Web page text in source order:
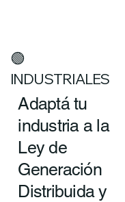
🟢
INDUSTRIALES
Adaptá tu
industria a la
Ley de
Generación
Distribuida y